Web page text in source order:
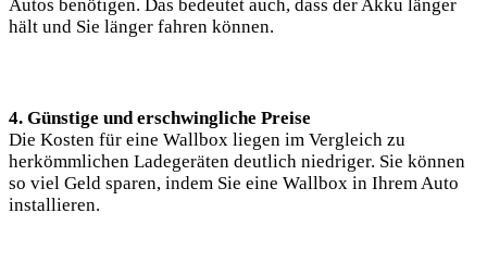
Autos benötigen. Das bedeutet auch, dass der Akku länger
hält und Sie länger fahren können.
4. Günstige und erschwingliche Preise
Die Kosten für eine Wallbox liegen im Vergleich zu
herkömmlichen Ladegeräten deutlich niedriger. Sie können
so viel Geld sparen, indem Sie eine Wallbox in Ihrem Auto
installieren.